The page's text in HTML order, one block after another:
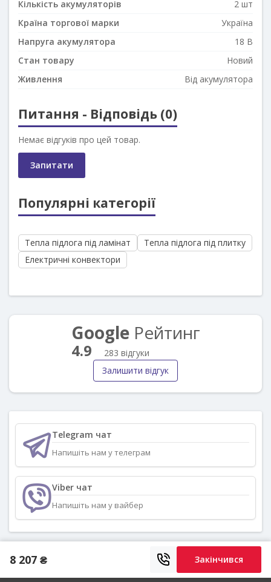
Кількість акумуляторів
2 шт
Країна торгової марки
Україна
Напруга акумулятора
18 В
Стан товару
Новий
Живлення
Від акумулятора
Питання - Відповідь (0)
Немає відгуків про цей товар.
Запитати
Популярні категорії
Тепла підлога під ламінат
Тепла підлога під плитку
Електричні конвектори
GoogleРейтинг
4.9
283 відгуки
Залишити відгук
Telegram чат
Напишіть нам у телеграм
Viber чат
Напишіть нам у вайбер
8 207 ₴ Закінчився